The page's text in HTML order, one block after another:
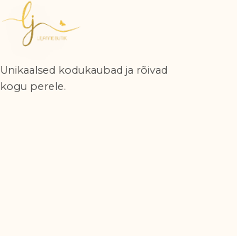
Unikaalsed kodukaubad ja rõivad
kogu perele.